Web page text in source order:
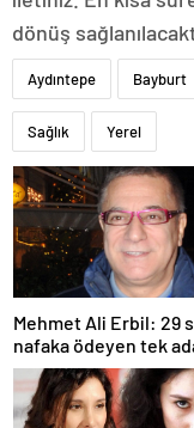
dönüş
Aydıntepe Bayburt
Sağlık Yerel
Mehmet Ali Erbil: 29
nafaka ödeyen tek
olabilirim